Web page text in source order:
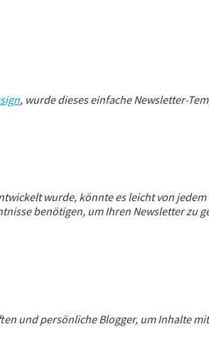
, wurde dieses einfache Newsletter-
wurde, könnte es leicht von
benötigen, um Ihren Newsletter zu
und persönliche Blogger, um Inhalte